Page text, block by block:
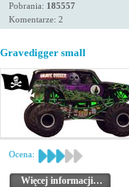
Pobrania: 185557
Komentarze: 2
Gravedigger small
Ocena:
Więcej informacji…